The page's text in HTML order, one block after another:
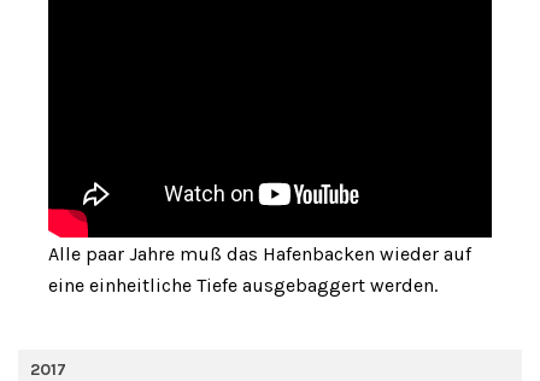
Alle paar Jahre muß das Hafenbacken wieder auf
eine einheitliche Tiefe ausgebaggert werden.
2017